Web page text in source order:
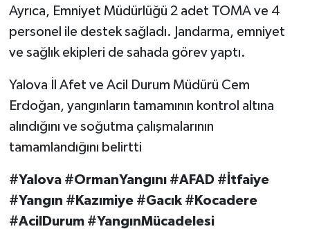
Ayrıca, Emniyet Müdürlüğü 2 adet TOMA ve 4
personel ile destek sağladı. Jandarma, emniyet
ve sağlık ekipleri de sahada görev yaptı.
Yalova İl Afet ve Acil Durum Müdürü Cem
Erdoğan, yangınların tamamının kontrol altına
alındığını ve soğutma çalışmalarının
tamamlandığını belirtti
#Yalova #OrmanYangını #AFAD #İtfaiye
#Yangın #Kazımiye #Gacık #Kocadere
#AcilDurum #YangınMücadelesi